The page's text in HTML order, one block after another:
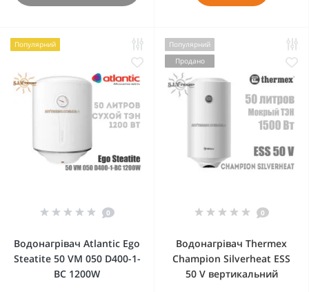
Популярний
0
Водонагрівач Atlantic Ego
Steatite 50 VM 050 D400-1-
BC 1200W
Популярний
Продано
0
Водонагрівач Thermex
Champion Silverheat ESS
50 V вертикальний